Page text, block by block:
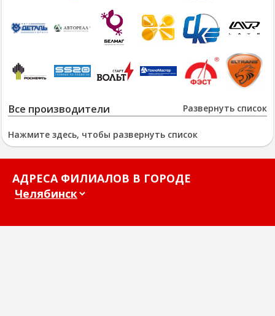
Развернуть список
Все производители
Нажмите здесь, чтобы развернуть список
АДРЕСА ФИЛИАЛОВ В ГОРОДЕ